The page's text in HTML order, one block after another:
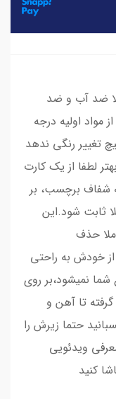
ضد آب و ضد
مواد اولیه درجه
تغییر رنگی ندهد
لطفا از یک کارت
شفاف برچسب، بر
ثابت شود.این
حذف
خودش به راحتی
نمیشود،بر روی
تا آهن و
حتما زیرش را
ویدئویی
کنید